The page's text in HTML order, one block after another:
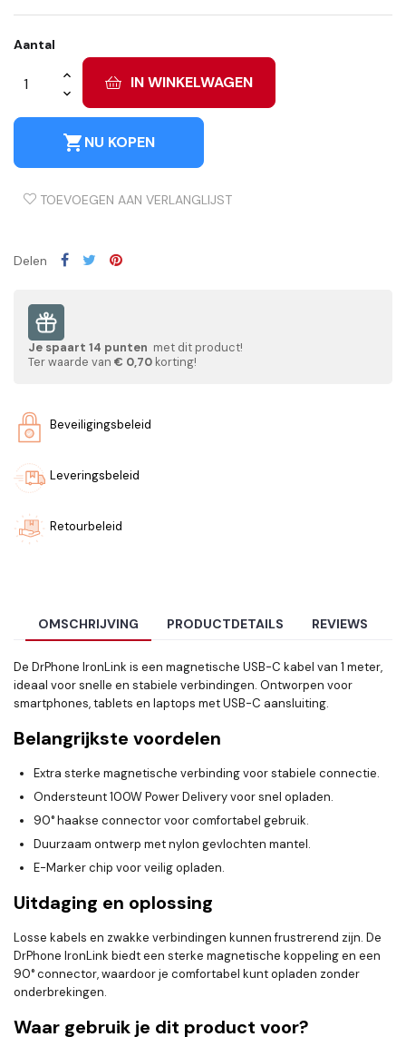
Aantal
IN WINKELWAGEN
shopping_cartNU KOPEN
TOEVOEGEN AAN VERLANGLIJST
Delen
Je spaart 14 punten met dit product!
Ter waarde van € 0,70 korting!
Beveiligingsbeleid
Leveringsbeleid
Retourbeleid
OMSCHRIJVING PRODUCTDETAILS REVIEWS
De DrPhone IronLink is een magnetische USB-C kabel van 1 meter,
ideaal voor snelle en stabiele verbindingen. Ontworpen voor
smartphones, tablets en laptops met USB-C aansluiting.
Belangrijkste voordelen
Extra sterke magnetische verbinding voor stabiele connectie.
Ondersteunt 100W Power Delivery voor snel opladen.
90° haakse connector voor comfortabel gebruik.
Duurzaam ontwerp met nylon gevlochten mantel.
E-Marker chip voor veilig opladen.
Uitdaging en oplossing
Losse kabels en zwakke verbindingen kunnen frustrerend zijn. De
DrPhone IronLink biedt een sterke magnetische koppeling en een
90° connector, waardoor je comfortabel kunt opladen zonder
onderbrekingen.
Waar gebruik je dit product voor?